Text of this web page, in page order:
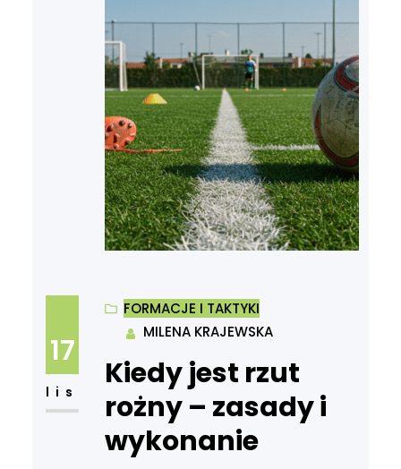
17
lis
FORMACJE I TAKTYKI
MILENA KRAJEWSKA
Kiedy jest rzut
rożny – zasady i
wykonanie